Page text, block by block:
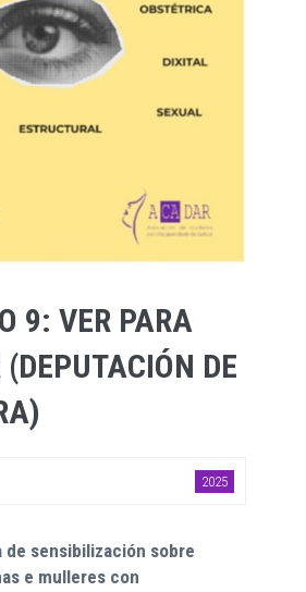
9: VER PARA
DE
2025
de sensibilización sobre
e mulleres con